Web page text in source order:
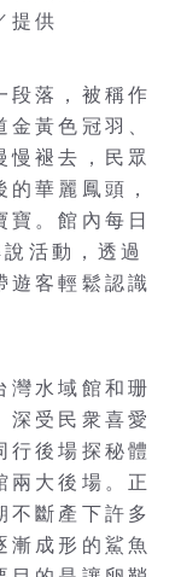
提供
段落，被稱作
金黃色冠羽、
慢褪去，民眾
華麗鳳頭，
。館內每日
活動，透過
遊客輕鬆認識
灣水域館和珊
深受民衆喜愛
行後場探秘體
兩大後場。正
不斷產下許多
漸成形的鯊魚